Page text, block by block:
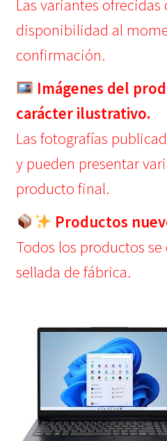
Las variantes
disponibilidad al
confirmación.
Imágenes del
carácter ilustrativo.
Las fotografías
y pueden presentar
producto final.
Productos
Todos los productos
sellada de fábrica.